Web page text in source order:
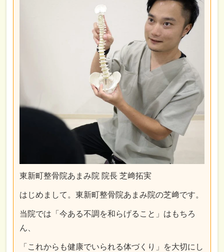
東新町整骨院あまみ院 院長 芝﨑拓実
はじめまして。東新町整骨院あまみ院の芝﨑です。
当院では「今ある不調を和らげること」はもちろ
ん、
「これからも健康でいられる体づくり」を大切にし